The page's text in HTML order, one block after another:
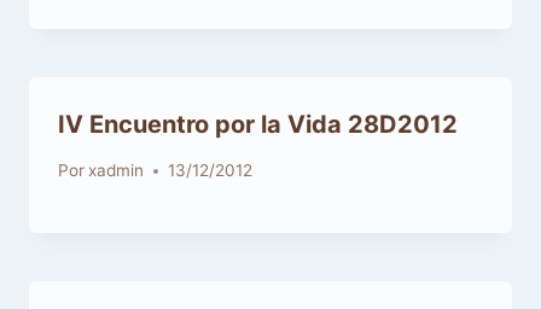
Por xadmin 13/12/2012